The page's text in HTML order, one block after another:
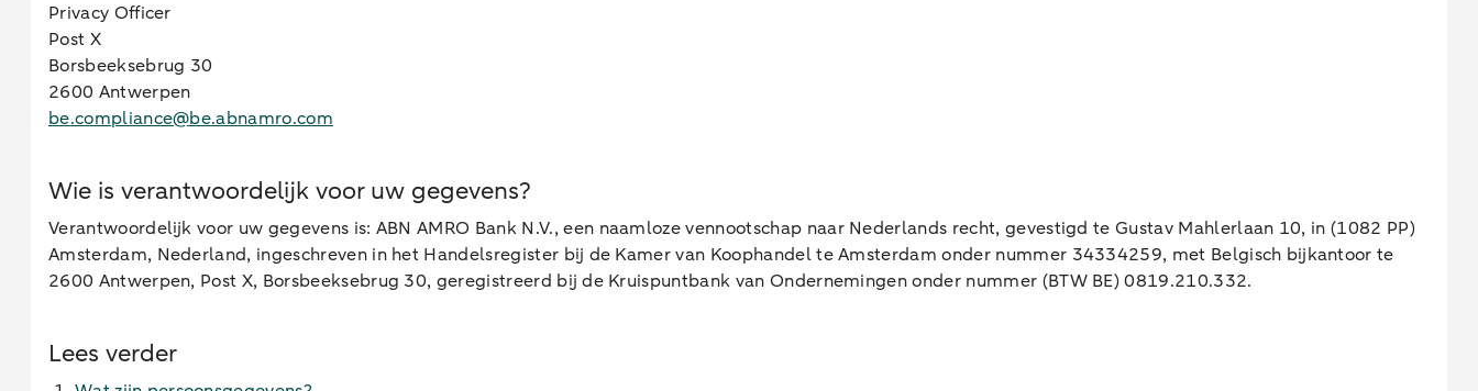
Privacy Officer
Post X
Borsbeeksebrug 30
2600 Antwerpen
be.compliance@be.abnamro.com
Wie is verantwoordelijk voor uw gegevens?
Verantwoordelijk voor uw gegevens is: ABN AMRO Bank N.V., een naamloze vennootschap naar Nederlands recht, gevestigd te Gustav Mahlerlaan 10, in (1082 PP)
Amsterdam, Nederland, ingeschreven in het Handelsregister bij de Kamer van Koophandel te Amsterdam onder nummer 34334259, met Belgisch bijkantoor te
2600 Antwerpen, Post X, Borsbeeksebrug 30, geregistreerd bij de Kruispuntbank van Ondernemingen onder nummer (BTW BE) 0819.210.332.
Lees verder